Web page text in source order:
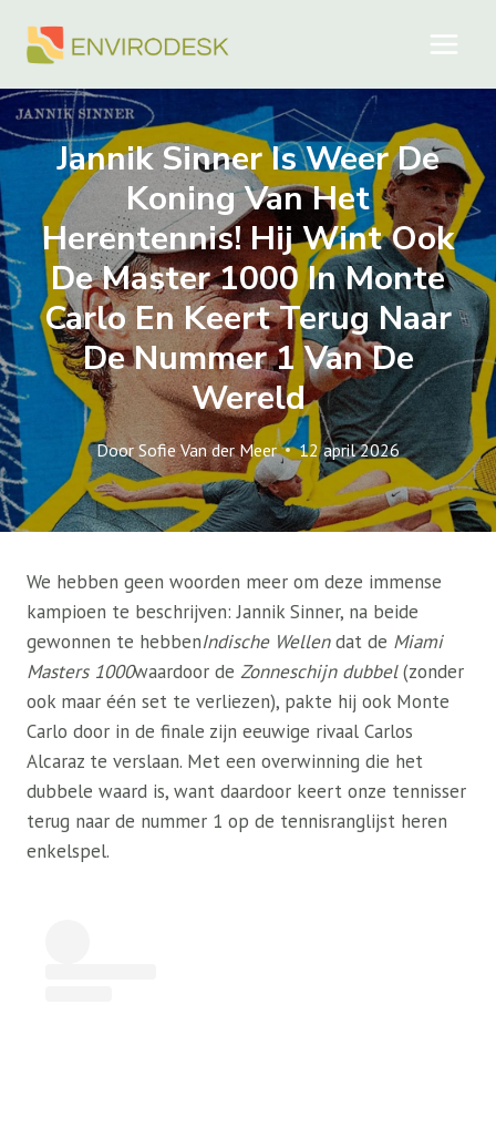
naar
Jannik Sinner Is Weer De
Koning Van Het
Herentennis! Hij Wint Ook
De Master 1000 In Monte
Carlo En Keert Terug Naar
De Nummer 1 Van De
Wereld
DoorSofie Van der Meer 12 april 2026
We hebben geen woorden meer om deze immense
kampioen te beschrijven: Jannik Sinner, na beide
gewonnen te hebbenIndische Wellendat de Miami
Masters 1000waardoor de Zonneschijn dubbel(zonder
ook maar één set te verliezen), pakte hij ook Monte
Carlo door in de finale zijn eeuwige rivaal Carlos
Alcaraz te verslaan. Met een overwinning die het
dubbele waard is, want daardoor keert onze tennisser
terug naar de nummer 1 op de tennisranglijst heren
enkelspel.